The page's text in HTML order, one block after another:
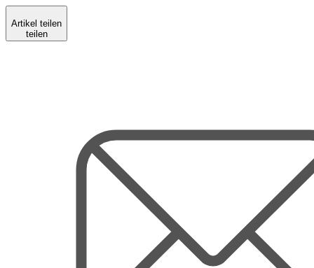
Artikel teilen
teilen